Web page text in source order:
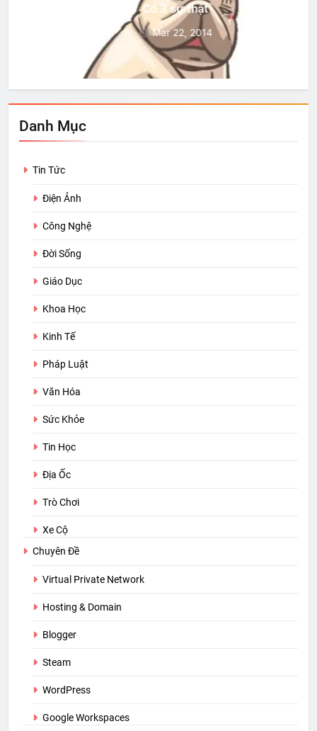
Có 3 sự thật
Mar 22, 2014
Danh Mục
Tin Tức
Điện Ảnh
Công Nghệ
Đời Sống
Giáo Dục
Khoa Học
Kinh Tế
Pháp Luật
Văn Hóa
Sức Khỏe
Tin Học
Địa Ốc
Trò Chơi
Xe Cộ
Chuyên Đề
Virtual Private Network
Hosting & Domain
Blogger
Steam
WordPress
Google Workspaces